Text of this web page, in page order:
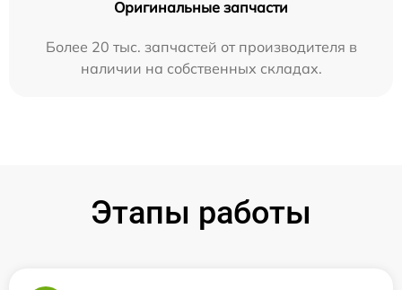
Оригинальные запчасти
Более 20 тыс. запчастей от производителя в
наличии на собственных складах.
Этапы работы